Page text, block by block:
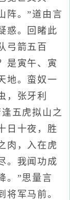
阵。”道由言
惑。回睹此
弓箭五百
是寅午、寅
地。蛮奴一
，张牙利
五虎拟山之
日十夜，胜
肉，入在虎
。我闻功成
。”思量言
将军马前。